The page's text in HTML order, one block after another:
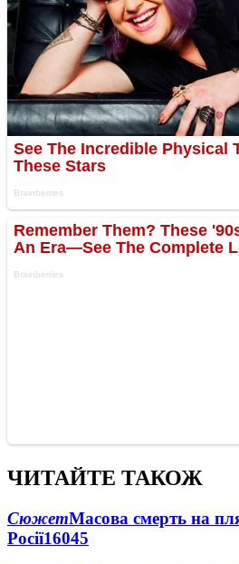
ЧИТАЙТЕ ТАКОЖ
СюжетМасова смерть на
Росії16045